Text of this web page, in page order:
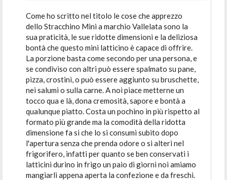
Come ho scritto nel titolo le cose che apprezzo
dello Stracchino Mini a marchio Vallelata sono la
sua praticità, le sue ridotte dimensioni e la deliziosa
bontà che questo mini latticino è capace di offrire.
La porzione basta come secondo per una persona, e
se condiviso con altri può essere spalmato su pane,
pizza, crostini, o può essere aggiunto su bruschette,
nei salumi o sulla carne. A noi piace metterne un
tocco qua e là, dona cremosità, sapore e bontà a
qualunque piatto. Costa un pochino in più rispetto al
formato più grande ma la comodità della ridotta
dimensione fa si che lo si consumi subito dopo
l'apertura senza che prenda odore o si alteri nel
frigorifero, infatti per quanto se ben conservati i
latticini durino in frigo un paio di giorni noi amiamo
mangiarli appena aperta la confezione e da freschi.